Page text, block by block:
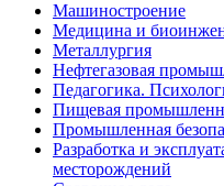
Машиностроение
Медицина и
Металлургия
Нефтегазовая
Педагогика.
Пищевая
Промышленная
Разработка и
месторождений